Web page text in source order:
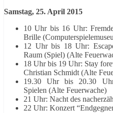
Samstag, 25. April 2015
10 Uhr bis 16 Uhr:
Brille
12 Uhr bis 18 Uhr:
Raum (Spiel) (Alte
18 Uhr bis 19 Uhr: Stay
Christian Schmidt (Alte
19.30 Uhr bis 20.30
Spielen (Alte Feuerwache)
21 Uhr: Nacht des
22 Uhr: Konzert